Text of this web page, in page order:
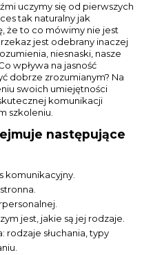
uczymy się od pierwszych
tak naturalny jak
że to co mówimy nie jest
jest odebrany inaczej
niesnaski, nasze
wpływa na jasność
dobrze zrozumianym? Na
swoich umiejętności
komunikacji
szkoleniu.
następujące
komunikacyjny.
jest, jakie są jej rodzaje.
rodzaje słuchania, typy